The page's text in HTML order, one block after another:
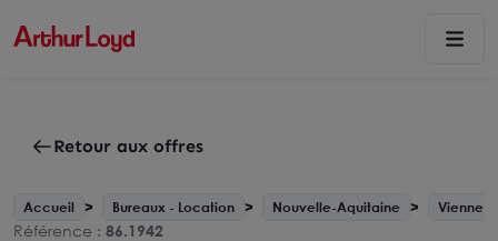
Retour aux offres
Accueil Bureaux - Location Nouvelle-Aquitaine Vienne -
Référence : 86.1942